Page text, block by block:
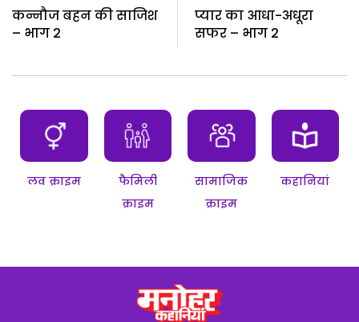
कन्नौज बहन की साजिश
– भाग 2
प्यार का आधा-अधूरा
सफर – भाग 2
लव क्राइम
फैमिली
क्राइम
सामाजिक
क्राइम
कहानियां